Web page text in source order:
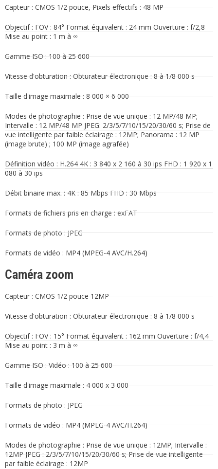
Capteur : CMOS 1/2 pouce, Pixels effectifs : 48 MP
Objectif : FOV : 84° Format équivalent : 24 mm Ouverture : f/2,8
Mise au point : 1 m à ∞
Gamme ISO : 100 à 25 600
Vitesse d'obturation : Obturateur électronique : 8 à 1/8 000 s
Taille d'image maximale : 8 000 × 6 000
Modes de photographie : Prise de vue unique : 12 MP/48 MP;
Intervalle : 12 MP/48 MP JPEG: 2/3/5/7/10/15/20/30/60 s; Prise de
vue intelligente par faible éclairage : 12MP; Panorama : 12 MP
(image brute) ; 100 MP (image agrafée)
Définition vidéo : H.264 4K : 3 840 x 2 160 à 30 ips FHD : 1 920 x 1
080 à 30 ips
Débit binaire max. : 4K : 85 Mbps FHD : 30 Mbps
Formats de fichiers pris en charge : exFAT
Formats de photo : JPEG
Formats de vidéo : MP4 (MPEG-4 AVC/H.264)
Caméra zoom
Capteur : CMOS 1/2 pouce 12MP
Vitesse d'obturation : Obturateur électronique : 8 à 1/8 000 s
Objectif : FOV : 15° Format équivalent : 162 mm Ouverture : f/4,4
Mise au point : 3 m à ∞
Gamme ISO : Vidéo : 100 à 25 600
Taille d'image maximale : 4 000 x 3 000
Formats de photo : JPEG
Formats de vidéo : MP4 (MPEG-4 AVC/H.264)
Modes de photographie : Prise de vue unique : 12MP; Intervalle :
12MP JPEG : 2/3/5/7/10/15/20/30/60 s; Prise de vue intelligente
par faible éclairage : 12MP